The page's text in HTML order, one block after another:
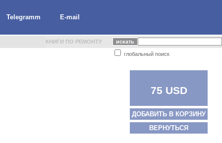
Telegramm E-mail
КНИГИ ПО РЕМОНТУ
глобальный поиск
75 USD
ДОБАВИТЬ В КОРЗИНУ
ВЕРНУТЬСЯ